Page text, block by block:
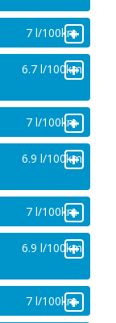
7 l/100km
+
6.7 l/100km
+
7 l/100km
+
6.9 l/100km
+
7 l/100km
+
6.9 l/100km
+
7 l/100km
+